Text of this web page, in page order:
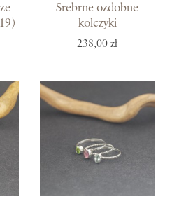
Srebrne ozdobne
kolczyki
238,00 zł